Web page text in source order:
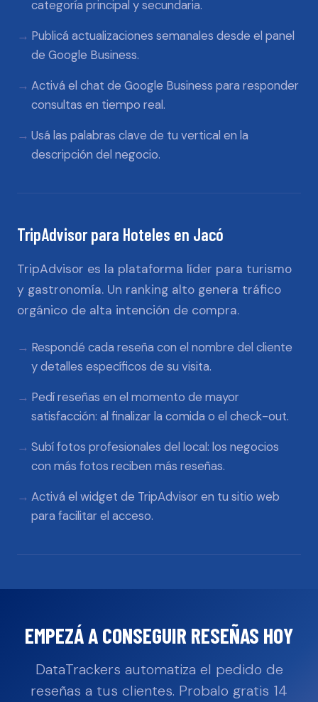
categoría principal y secundaria.
Publicá actualizaciones semanales desde el panel
de Google Business.
Activá el chat de Google Business para responder
consultas en tiempo real.
Usá las palabras clave de tu vertical en la
descripción del negocio.
TripAdvisor para Hoteles en Jacó
TripAdvisor es la plataforma líder para turismo
y gastronomía. Un ranking alto genera tráfico
orgánico de alta intención de compra.
Respondé cada reseña con el nombre del cliente
y detalles específicos de su visita.
Pedí reseñas en el momento de mayor
satisfacción: al finalizar la comida o el check-out.
Subí fotos profesionales del local: los negocios
con más fotos reciben más reseñas.
Activá el widget de TripAdvisor en tu sitio web
para facilitar el acceso.
EMPEZÁ A CONSEGUIR RESEÑAS HOY
DataTrackers automatiza el pedido de
reseñas a tus clientes. Probalo gratis 14